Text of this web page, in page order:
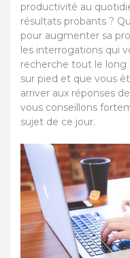
productivité au
résultats probants ?
pour augmenter sa
les interrogations qui
recherche tout le long
sur pied et que vous
arriver aux réponses
vous conseillons
sujet de ce jour.